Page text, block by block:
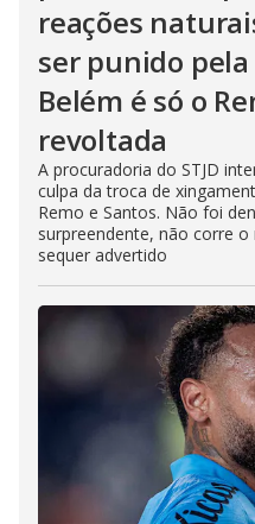
reações
ser punido
Belém é só o
revoltada
A procuradoria do STJD
culpa da troca de
Remo e Santos. Não foi
surpreendente, não corre
sequer advertido